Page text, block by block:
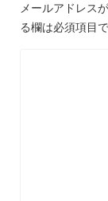
メールアドレス
る欄は必須項目